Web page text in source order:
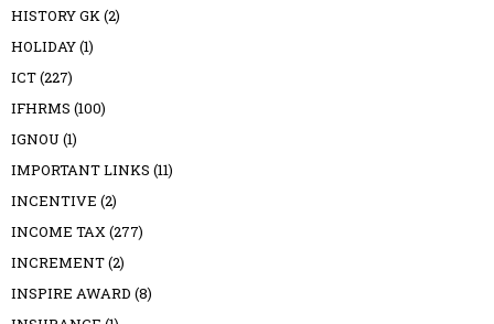
HISTORY GK (2)
HOLIDAY(1)
ICT(227)
IFHRMS (100)
IGNOU (1)
IMPORTANT LINKS (11)
INCENTIVE (2)
INCOME TAX (277)
INCREMENT(2)
INSPIRE AWARD (8)